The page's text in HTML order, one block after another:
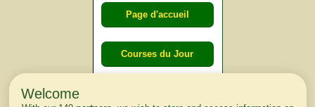
Page d'accueil
Courses du Jour
Welcome